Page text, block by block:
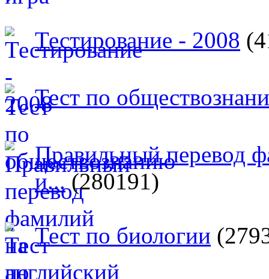
Тестирование - 2008
Тест по
Правильный перевод
и...(280191)
Тест по биологии